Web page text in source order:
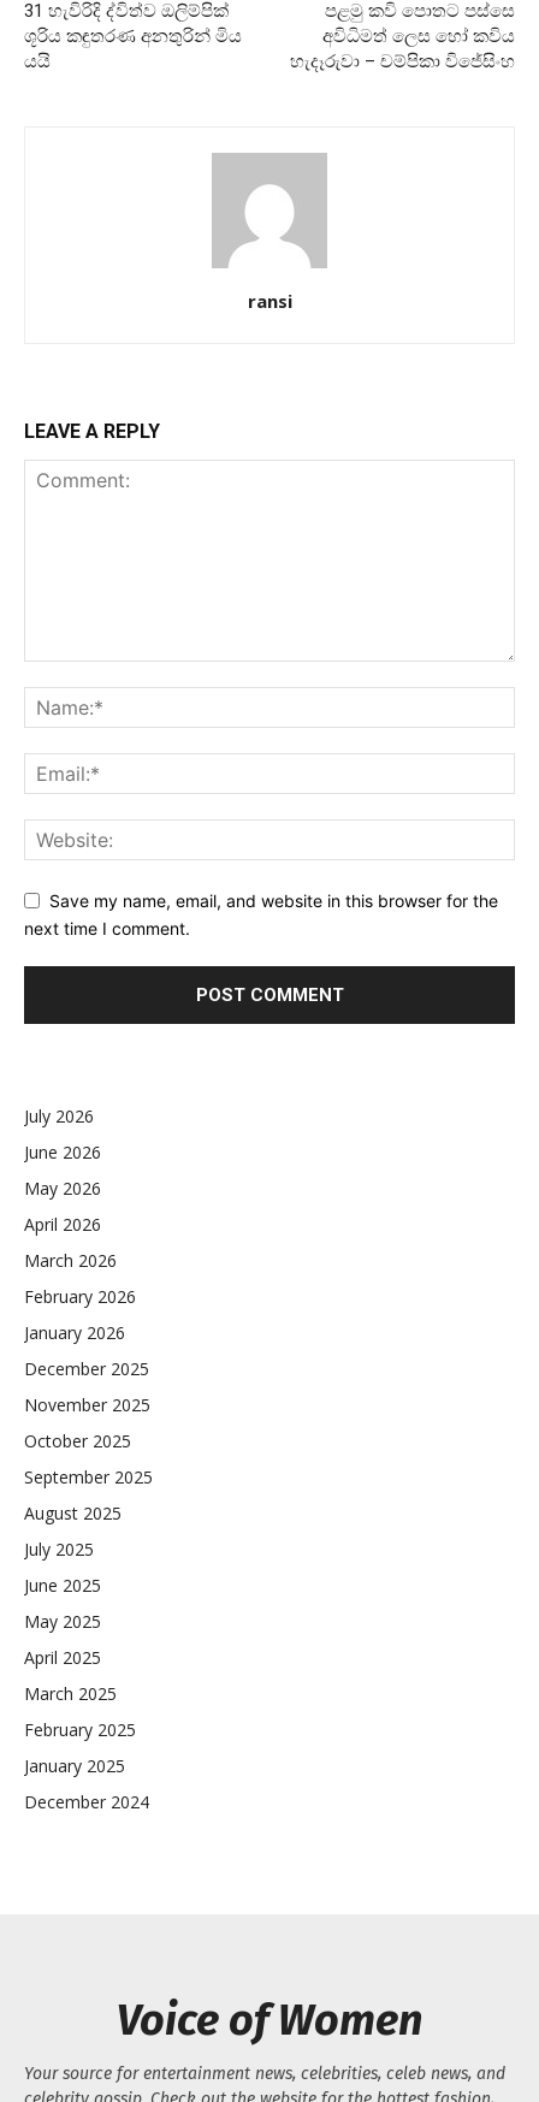
31 හැවිරිදි ද්විත්ව ඔලිම්පික්
ශූරිය කඳුතරණ අනතුරින් මිය
යයි
පළමු කවි පොතට පස්සෙ
අවිධිමත් ලෙස හෝ කවිය
හැදෑරුවා – චම්පිකා විජේසිංහ
ransi
LEAVE A REPLY
Save my name, email, and website in this browser for the
next time I comment.
July 2026
June 2026
May 2026
April 2026
March 2026
February 2026
January 2026
December 2025
November 2025
October 2025
September 2025
August 2025
July 2025
June 2025
May 2025
April 2025
March 2025
February 2025
January 2025
December 2024
Voice of Women
Your source for entertainment news, celebrities, celeb news, and